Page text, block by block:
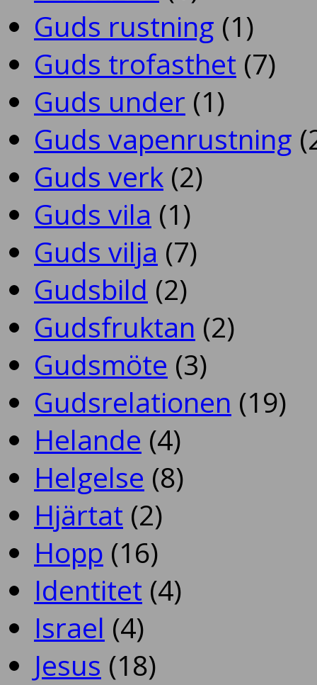
Guds rustning (1)
Guds trofasthet (7)
Guds under (1)
Guds vapenrustning
Guds verk (2)
Guds vila (1)
Guds vilja (7)
Gudsbild (2)
Gudsfruktan (2)
Gudsmöte (3)
Gudsrelationen (19)
Helande (4)
Helgelse (8)
Hjärtat (2)
Hopp (16)
Identitet (4)
Israel (4)
Jesus (18)